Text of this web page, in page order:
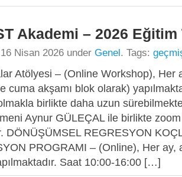
Akademi – 2026 Eğitim
16 Nisan 2026 under Genel. Tags:
Atölyesi – (Online Workshop), Her
cuma akşamı blok olarak)
birlikte daha uzun
Aynur GÜLEÇAL ile birlikte
DÖNÜŞÜMSEL REGRESYON
PROGRAMI – (Online), Her ay,
Saat 10:00-16:00 […]